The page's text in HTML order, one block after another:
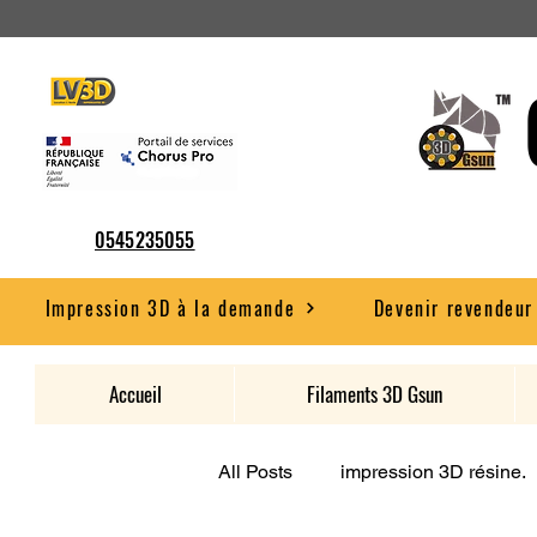
0545235055
Impression 3D à la demande Devenir revendeur
Accueil Filaments 3D Gsun
All Posts impression 3D résine.